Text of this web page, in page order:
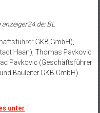
BL
GKB GmbH),
Haan), Thomas Pavkovic
Pavkovic (Geschäftsführer
Bauleiter GKB GmbH).
unter